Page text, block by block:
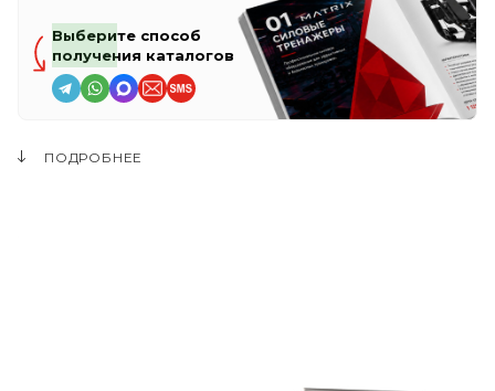
Выберите способ
получения каталогов
ПОДРОБНЕЕ